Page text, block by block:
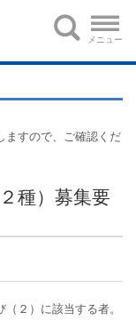
メニュー
ますので、ご確認くだ
種）募集要
２）に該当する者。